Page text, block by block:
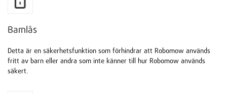
Barnlås
Detta är en säkerhetsfunktion som förhindrar att Robomow används
fritt av barn eller andra som inte känner till hur Robomow används
säkert.